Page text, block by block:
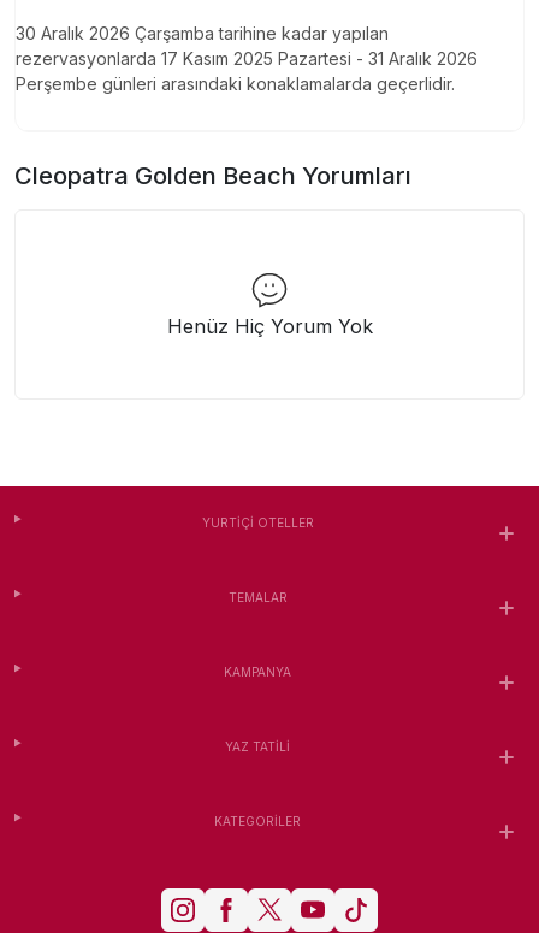
30 Aralık 2026 Çarşamba tarihine kadar yapılan
rezervasyonlarda 17 Kasım 2025 Pazartesi - 31 Aralık 2026
Perşembe günleri arasındaki konaklamalarda geçerlidir.
Cleopatra Golden Beach Yorumları
Henüz Hiç Yorum Yok
YURTIÇI OTELLER
TEMALAR
KAMPANYA
YAZ TATILI
KATEGORILER